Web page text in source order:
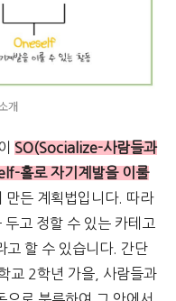
개
SO(Socialize-사람들과
홀로 자기계발을 이룰
만든 계획법입니다. 따라
고 정할 수 있는 카테고
고 할 수 있습니다. 간단
교 2학년 가을, 사람들과